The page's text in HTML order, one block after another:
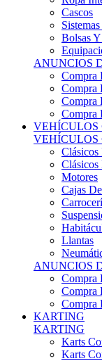
Sistemas
Bolsas Y
ANUNCIOS
Compra
Compra
Compra
Compra
VEHÍCULOS
Clásicos
Clásicos
Motores
Cajas
Llantas
ANUNCIOS
Compra
Compra
Compra
KARTING
KARTING
Karts
Karts
Karts